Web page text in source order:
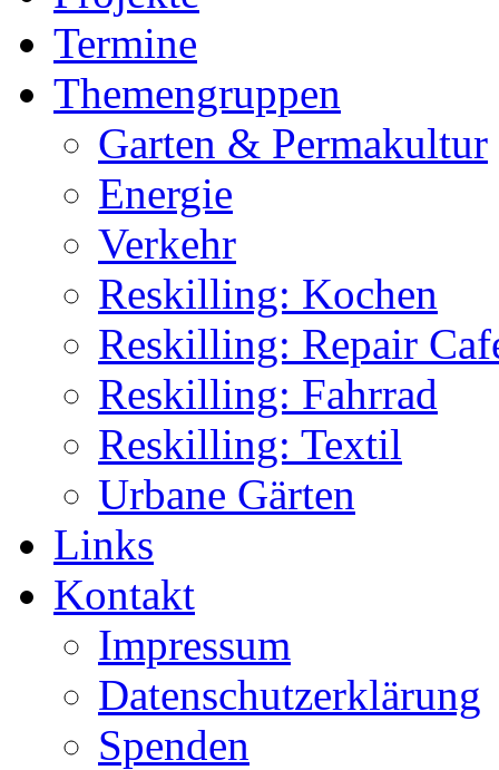
Termine
Themengruppen
Garten & Permakultur
Energie
Verkehr
Reskilling: Kochen
Reskilling: Repair
Reskilling: Fahrrad
Reskilling: Textil
Urbane Gärten
Links
Kontakt
Impressum
Datenschutzerklärung
Spenden